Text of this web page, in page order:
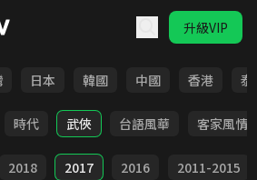
升級VIP
日本 韓國 中國 香港 泰
時代 武俠 台語風華 客家風情
2018 2017 2016 2011-2015